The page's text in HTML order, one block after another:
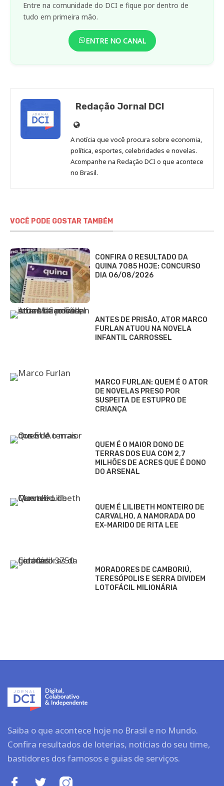
Entre na comunidade do DCI e fique por dentro de
tudo em primeira mão.
ENTRE NO CANAL
Redação Jornal DCI
Site
de
Redação
Jornal
DCI
A notícia que você procura sobre economia,
política, esportes, celebridades e novelas.
Acompanhe na Redação DCI o que acontece
no Brasil.
VOCÊ PODE GOSTAR TAMBÉM
CONFIRA O RESULTADO DA
QUINA 7085 HOJE: CONCURSO
DIA 06/08/2026
ANTES DE PRISÃO, ATOR MARCO
FURLAN ATUOU NA NOVELA
INFANTIL CARROSSEL
MARCO FURLAN: QUEM É O ATOR
DE NOVELAS PRESO POR
SUSPEITA DE ESTUPRO DE
CRIANÇA
QUEM É O MAIOR DONO DE
TERRAS DOS EUA COM 2,7
MILHÕES DE ACRES QUE É DONO
DO ARSENAL
QUEM É LILIBETH MONTEIRO DE
CARVALHO, A NAMORADA DO
EX-MARIDO DE RITA LEE
MORADORES DE CAMBORIÚ,
TERESÓPOLIS E SERRA DIVIDEM
LOTOFÁCIL MILIONÁRIA
Saiba o que acontece hoje no Brasil e no Mundo.
Confira resultados de loterias, notícias do seu time,
bastidores dos famosos e guias de serviços.